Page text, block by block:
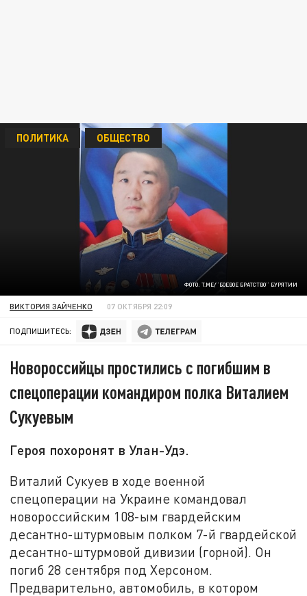
ФОТО: T.ME/"БОЕВОЕ БРАТСТВО" БУРЯТИИ
ПОЛИТИКА ОБЩЕСТВО
ВИКТОРИЯ ЗАЙЧЕНКО 07 ОКТЯБРЯ 22:09
ПОДПИШИТЕСЬ:
Новороссийцы простились с погибшим в
спецоперации командиром полка Виталием
Сукуевым
Героя похоронят в Улан-Удэ.
Виталий Сукуев в ходе военной
спецоперации на Украине командовал
новороссийским 108-ым гвардейским
десантно-штурмовым полком 7-й гвардейской
десантно-штурмовой дивизии (горной). Он
погиб 28 сентября под Херсоном.
Предварительно, автомобиль, в котором